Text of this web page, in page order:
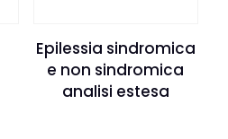
Epilessia sindromica
e non sindromica
analisi estesa